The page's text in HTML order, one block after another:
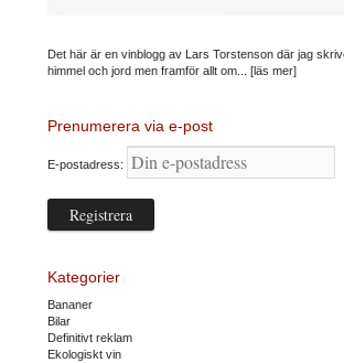
Det här är en vinblogg av Lars Torstenson där jag
himmel och jord men framför allt om... [läs mer]
Prenumerera via e-post
E-postadress:
Kategorier
Bananer
Bilar
Definitivt reklam
Ekologiskt vin